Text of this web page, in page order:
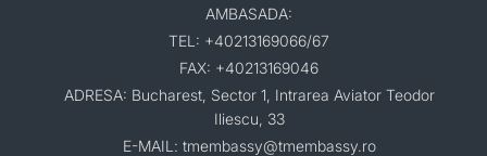
AMBASADA:
TEL: +40213169066/67
FAX: +40213169046
ADRESA: Bucharest, Sector 1, Intrarea Aviator Teodor
Iliescu, 33
E-MAIL: tmembassy@tmembassy.ro